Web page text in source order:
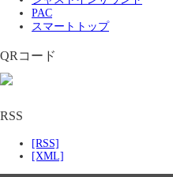
PAC
スマートトップ
QRコード
RSS
[RSS]
[XML]